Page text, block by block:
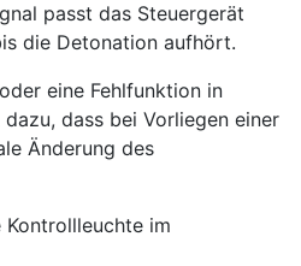
passt das Steuergerät
die Detonation aufhört.
eine Fehlfunktion in
dass bei Vorliegen einer
Änderung des
im